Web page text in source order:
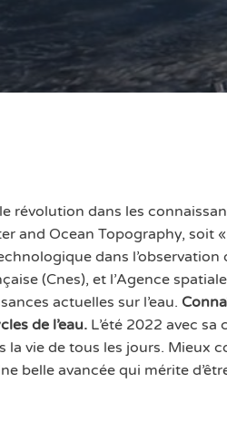
révolution dans les
and Ocean Topography, soit
dans l’observation
(Cnes), et l’Agence
actuelles sur l’eau.
de l’eau. L’été 2022 avec
la vie de tous les jours.
belle avancée qui mérite